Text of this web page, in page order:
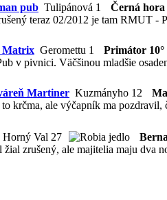
pub Tulipánová 1
Černá hora
teraz 02/2012 je tam RMUT -
Matrix Geromettu 1
Primátor 10°
v pivnici. Väčšinou mladšie
Martiner Kuzmányho 12
to krčma, ale výčapník ma
Horný Val 27
žial zrušený, ale majitelia maju dva